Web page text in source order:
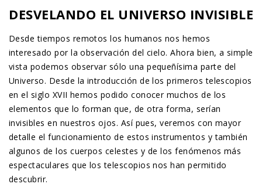
DESVELANDO EL UNIVERSO INVISIBLE
Desde tiempos remotos los humanos nos hemos
interesado por la observación del cielo. Ahora bien, a simple
vista podemos observar sólo una pequeñísima parte del
Universo. Desde la introducción de los primeros telescopios
en el siglo XVII hemos podido conocer muchos de los
elementos que lo forman que, de otra forma, serían
invisibles en nuestros ojos. Así pues, veremos con mayor
detalle el funcionamiento de estos instrumentos y también
algunos de los cuerpos celestes y de los fenómenos más
espectaculares que los telescopios nos han permitido
descubrir.